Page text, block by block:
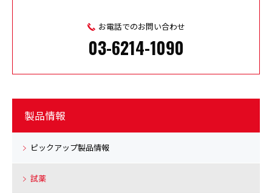
お電話でのお問い合わせ
03-6214-1090
製品情報
ピックアップ製品情報
試薬